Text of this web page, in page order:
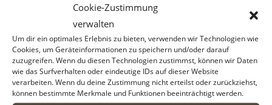
Cookie-Zustimmung
verwalten
Um dir ein optimales Erlebnis zu bieten, verwenden wir Technologien wie
Cookies, um Geräteinformationen zu speichern und/oder darauf
zuzugreifen. Wenn du diesen Technologien zustimmst, können wir Daten
wie das Surfverhalten oder eindeutige IDs auf dieser Website
verarbeiten. Wenn du deine Zustimmung nicht erteilst oder zurückziehst,
können bestimmte Merkmale und Funktionen beeinträchtigt werden.
sie sich dort aber immer in einer Hundehütte
versteckt hat, nahm eine unserer griechischen
Helferinnen sie mit zu sich nach Hause, damit sie sich
besser an Menschen gewöhnen kann. Claudie macht
Fortschritte und wir hoffen sehr, dass sie bald ein
richtiges Zuhause findet, in dem sie mehr und mehr